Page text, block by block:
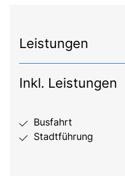
Leistungen
Inkl. Leistungen
Busfahrt
Stadtführung